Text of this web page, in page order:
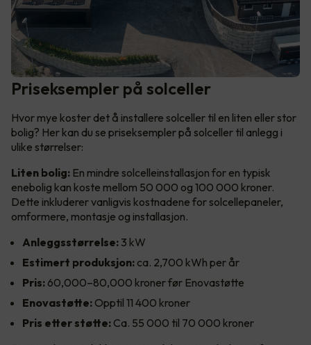
Priseksempler på solceller
Hvor mye koster det å installere solceller til en liten eller stor
bolig? Her kan du se priseksempler på solceller til anlegg i
ulike størrelser:
Liten bolig: En mindre solcelleinstallasjon for en typisk
enebolig kan koste mellom 50 000 og 100 000 kroner.
Dette inkluderer vanligvis kostnadene for solcellepaneler,
omformere, montasje og installasjon.
Anleggsstørrelse: 3 kW
Estimert produksjon: ca. 2,700 kWh per år
Pris: 60,000–80,000 kroner før Enovastøtte
Enovastøtte: Opptil 11 400 kroner
Pris etter støtte: Ca. 55 000 til 70 000 kroner